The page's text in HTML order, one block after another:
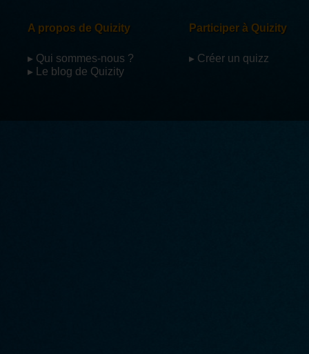
A propos de Quizity
▸ Qui sommes-nous ?
▸ Le blog de Quizity
Participer à Quizity
▸ Créer un quizz